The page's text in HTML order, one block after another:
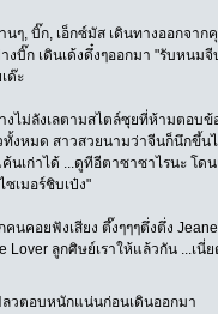
นๆ, บิ๊ก, เอ็กซ์มัส เดินทางออกจ
งบิ๊ก เดินเด้งดึ๋งๆออกมา "รับหนม
ด๊ะ
งไม่ลังเลตามสไตล์ซุยที่ห้ามตอบ
ทั้งหมด สาวสวยนามว่าจีนก็นึกขึ้น
ค้นเก่าได้ ...ดูทีอีตาซาซาไรนะ โ
เมอร์ชิบเป๋ง"
กคนคอยฟังเสียง ตึ๊งๆๆๆตึ่งตึ่ง
Lover ลูกศิษย์เราให้แล้วกัน ...เ
วตอบหนักแน่นก่อนเดินออกมา